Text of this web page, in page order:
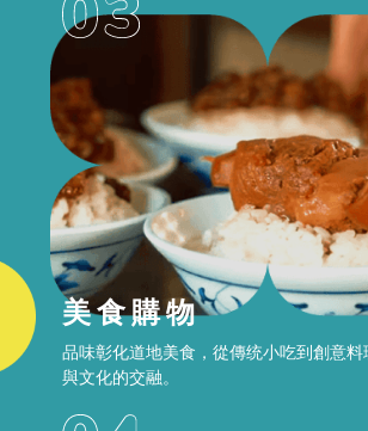
美食購物
品味彰化道地美食，從傳统小吃到創意
與文化的交融。